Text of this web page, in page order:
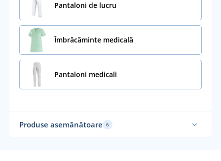
Pantaloni de lucru
Îmbrăcăminte medicală
Pantaloni medicali
Produse asemănătoare 6